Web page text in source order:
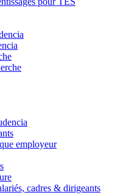
employeur
cadres & dirigeants